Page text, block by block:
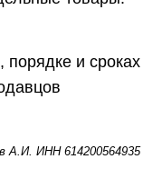
и сроках
А.И. ИНН 614200564935